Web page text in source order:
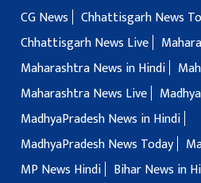
CG News
Chhattisgarh News
Chhattisgarh News Live
Maharashtra News in Hindi
Maharashtra News Live
MadhyaPradesh News in Hindi
MadhyaPradesh News Today
MP News Hindi
Bihar News in